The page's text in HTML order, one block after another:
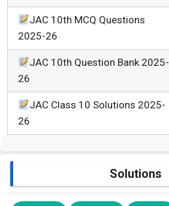
JAC 10th MCQ Questions
2025-26
JAC 10th Question Bank 2025-
26
JAC Class 10 Solutions 2025-
26
Solutions